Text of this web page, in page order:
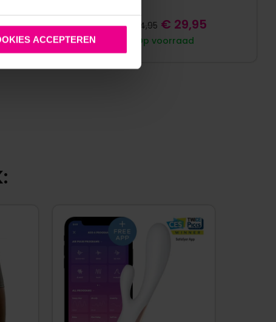
ACCEPTEREN Op voorraad
€ 44,95 € 29,95